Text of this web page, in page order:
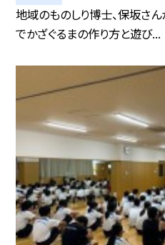
地域のものしり博士、保坂さ
でかざぐるまの作り方と遊び...